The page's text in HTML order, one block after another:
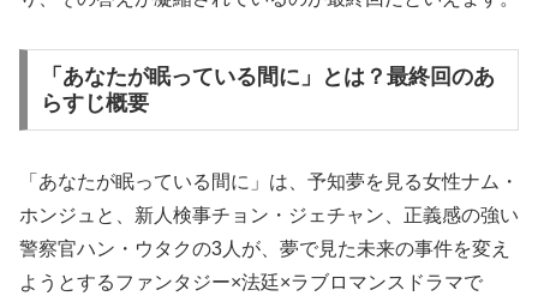
「あなたが眠っている間に」とは？最終回のあ
らすじ概要
「あなたが眠っている間に」は、予知夢を見る女性ナム・
ホンジュと、新人検事チョン・ジェチャン、正義感の強い
警察官ハン・ウタクの3人が、夢で見た未来の事件を変え
ようとするファンタジー×法廷×ラブロマンスドラマで